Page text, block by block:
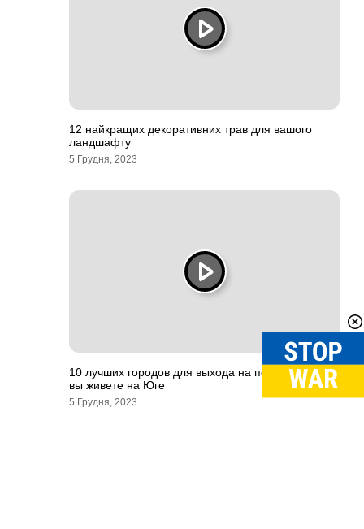
12 найкращих декоративних трав для вашого
ландшафту
5 Грудня, 2023
10 лучших городов для выхода на пенсию, если
вы живете на Юге
5 Грудня, 2023